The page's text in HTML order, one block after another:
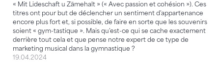
« Mit Lideschaft u Zämehalt » (« Avec passion et cohésion »). Ces
titres ont pour but de déclencher un sentiment d'appartenance
encore plus fort et, si possible, de faire en sorte que les souvenirs
soient « gym-tastique ». Mais qu'est-ce qui se cache exactement
derrière tout cela et que pense notre expert de ce type de
marketing musical dans la gymnastique ?
19.04.2024